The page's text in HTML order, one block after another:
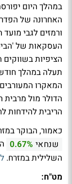
במהלך היום
האחרונה של
ורמזים לגבי
העסקאות של
הציפיות
תעלה במהלך
המאקרו
הדולר מול
הריבית להידחות
כאמור, הבוקר
שנחאי 0.67%
השלילית במזרח.
מט"ח: